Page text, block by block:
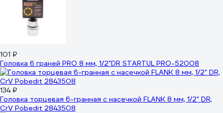
101 ₽
Головка 6 граней PRO 8 мм, 1/2"DR STARTUL PRO-52008
134 ₽
Головка торцевая 6-гранная с насечкой FLANK 8 мм, 1/2" DR,
CrV Pobedit 2843508